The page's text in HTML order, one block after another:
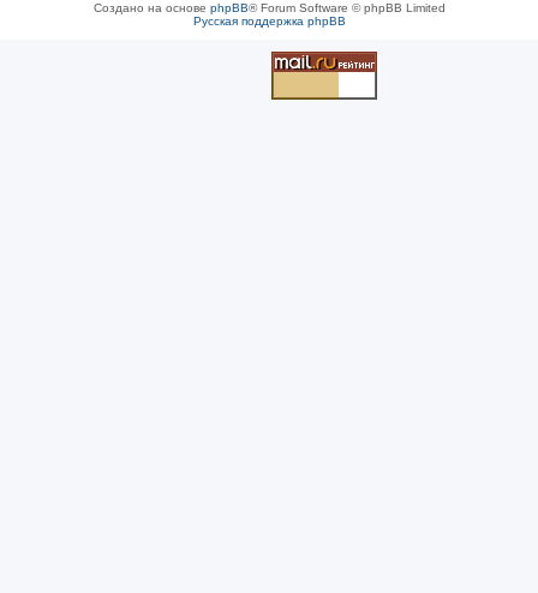
Создано на основе phpBB® Forum Software © phpBB Limited
Русская поддержка phpBB